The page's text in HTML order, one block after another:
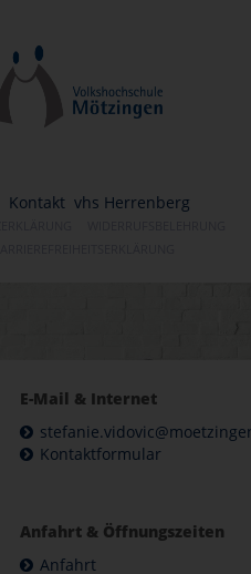
Kontakt vhs Herrenberg
E-Mail & Internet
Kontaktformular
Anfahrt & Öffnungszeiten
Anfahrt